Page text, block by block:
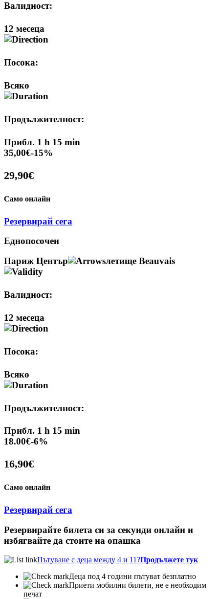
Валидност:
12 месеца
Посока:
Всяко
Продължителност:
Прибл. 1 h 15 min
35,00€-15%
29,90€
Само онлайн
Резервирай сега
Еднопосочен
Париж Център
летище Beauvais
Валидност:
12 месеца
Посока:
Всяко
Продължителност:
Прибл. 1 h 15 min
18.00€-6%
16,90€
Само онлайн
Резервирай сега
Резервирайте билета си за секунди онлайн и
избягвайте да стоите на опашка
Пътуване с деца между 4 и 11?Продължете тук
Деца под 4 години пътуват безплатно
Приети мобилни билети, не е необходим
печат